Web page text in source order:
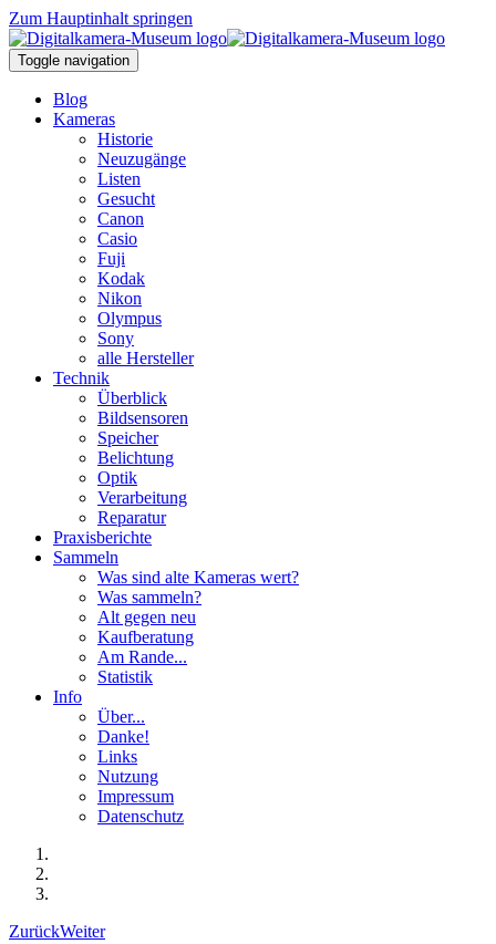
Zum Hauptinhalt springen
Toggle navigation
Blog
Kameras
Historie
Neuzugänge
Listen
Gesucht
Canon
Casio
Fuji
Kodak
Nikon
Olympus
Sony
alle Hersteller
Technik
Überblick
Bildsensoren
Speicher
Belichtung
Optik
Verarbeitung
Reparatur
Praxisberichte
Sammeln
Was sind alte Kameras wert?
Was sammeln?
Alt gegen neu
Kaufberatung
Am Rande...
Statistik
Info
Über...
Danke!
Links
Nutzung
Impressum
Datenschutz
ZurückWeiter